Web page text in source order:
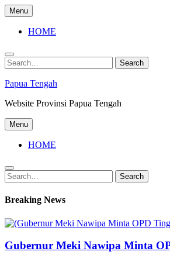
Skip
to
content
Menu
HOME
Search
for:
Search
Papua Tengah
Website Provinsi Papua Tengah
Menu
HOME
Search
for:
Search
Breaking News
Gubernur Meki Nawipa Minta